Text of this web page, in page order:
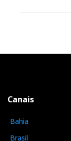
Canais
Bahia
Brasil